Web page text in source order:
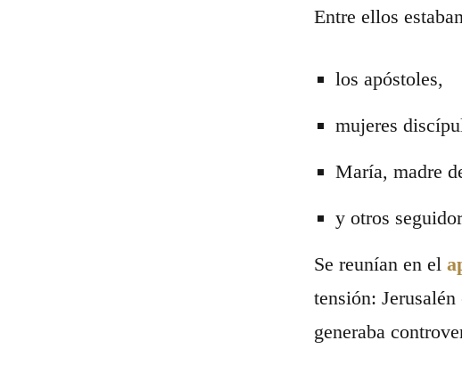
Entre ellos
los apóstoles,
mujeres
María, madre
y otros
Se reunían en el
tensión:
generaba